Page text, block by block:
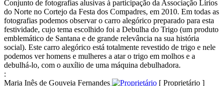
Conjunto de fotografias alusivas à participação da Associação Lírios
do Norte no Cortejo da Festa dos Compadres, em 2010. Em todas as
fotografias podemos observar o carro alegórico preparado para esta
festividade, cujo tema escolhido foi a Debulha do Trigo (um produto
emblemático de Santana e de grande relevância na sua história
social). Este carro alegórico está totalmente revestido de trigo e nele
podemos ver homens e mulheres a atar o trigo em molhos e a
debulhá-lo, com o auxílio de uma máquina debulhadora.
:
Maria Inês de Gouveia Fernandes
[ Proprietário ]